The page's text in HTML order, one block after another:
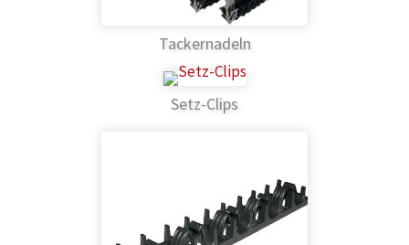
Tackernadeln
Setz-Clips